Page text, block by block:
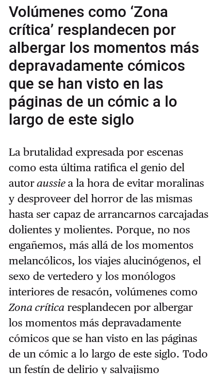
Volúmenes como ‘Zona
crítica’ resplandecen por
albergar los momentos más
depravadamente cómicos
que se han visto en las
páginas de un cómic a lo
largo de este siglo
La brutalidad expresada por escenas
como esta última ratifica el genio del
autoraussiea la hora de evitar moralinas
y desproveer del horror de las mismas
hasta ser capaz de arrancarnos carcajadas
dolientes y molientes. Porque, no nos
engañemos, más allá de los momentos
melancólicos, los viajes alucinógenos, el
sexo de vertedero y los monólogos
interiores de resacón, volúmenes como
Zona críticaresplandecen por albergar
los momentos más depravadamente
cómicos que se han visto en las páginas
de un cómic a lo largo de este siglo. Todo
un festín de delirio y salvajismo